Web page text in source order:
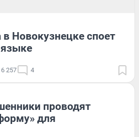
Новокузнецке споет
6 257 4
проводят
для